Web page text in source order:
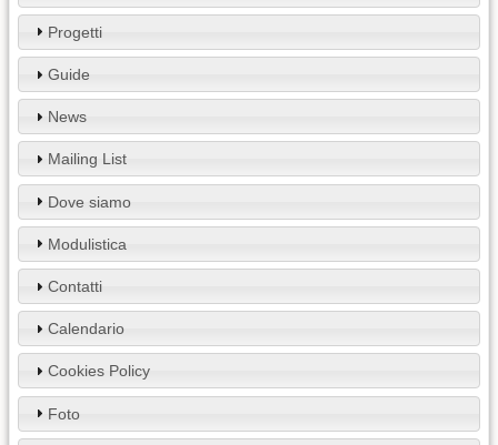
Progetti
Guide
News
Mailing List
Dove siamo
Modulistica
Contatti
Calendario
Cookies Policy
Foto